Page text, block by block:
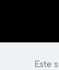
Este